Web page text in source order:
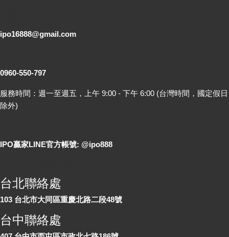
ipo16888@gmail.com
0960-550-797
服務時間：週一至週五，上午 9:00 - 下午 6:00 (台灣時間，國定假日
除外)
IPO贏家LINE官方帳號: @ipo888
台北聯絡處
103 台北市大同區重慶北路二段48號
台中聯絡處